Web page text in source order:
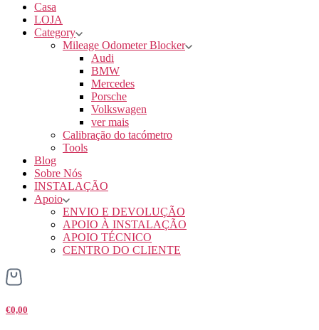
Casa
LOJA
Category
Mileage Odometer Blocker
Audi
BMW
Mercedes
Porsche
Volkswagen
ver mais
Calibração do tacómetro
Tools
Blog
Sobre Nós
INSTALAÇÃO
Apoio
ENVIO E DEVOLUÇÃO
APOIO À INSTALAÇÃO
APOIO TÉCNICO
CENTRO DO CLIENTE
€0,00